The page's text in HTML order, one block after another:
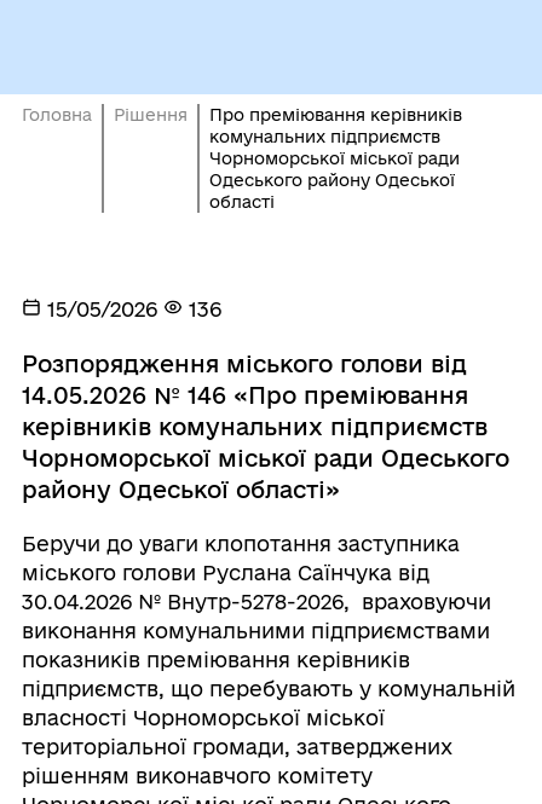
Головна Рішення
Про преміювання керівників
комунальних підприємств
Чорноморської міської ради
Одеського району Одеської
області
15/05/2026 136
Розпорядження міського голови від
14.05.2026 № 146 «Про преміювання
керівників комунальних підприємств
Чорноморської міської ради Одеського
району Одеської області»
Беручи до уваги клопотання заступника
міського голови Руслана Саїнчука від
30.04.2026 № Внутр-5278-2026, враховуючи
виконання комунальними підприємствами
показників преміювання керівників
підприємств, що перебувають у комунальній
власності Чорноморської міської
територіальної громади, затверджених
рішенням виконавчого комітету